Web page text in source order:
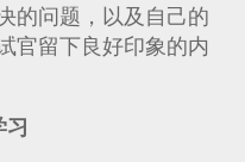
的问题，以及自己的
官留下良好印象的内